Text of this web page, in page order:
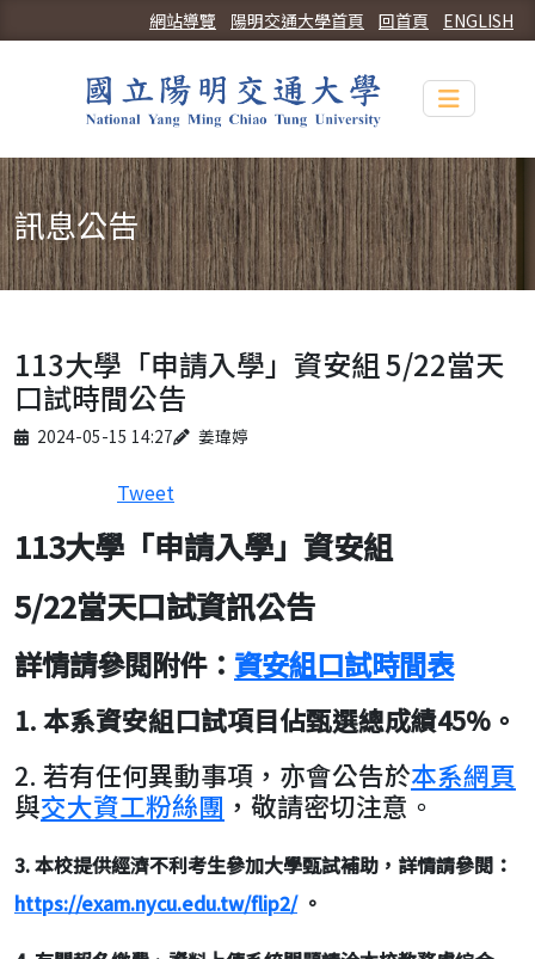
ENGLISH
回首頁
陽明交通大學首頁
網站導覽
Toggle
訊息公告
113大學「申請入學」資安組 5/22當天
口試時間公告
Published on
2024-05-15 14:27
Author 姜瑋婷
Tweet
113大學「申請入學」資安組
5/22當天口試資訊公告
詳情請參閱附件： 資安組口試時間表
1. 本系資安組口試項目佔甄選總成績45%。
2. 若有任何異動事項，亦會公告於本系網頁
與交大資工粉絲團 ，敬請密切注意。
3. 本校提供經濟不利考生參加大學甄試補助，詳情請參閱：
https://exam.nycu.edu.tw/flip2/。